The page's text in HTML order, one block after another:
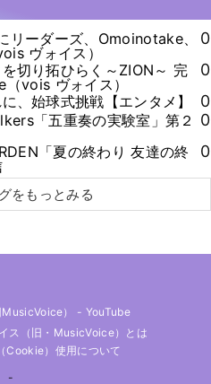
リーダーズ、Omoinotake、
ヴォイス）
0
を切り拓ひらく～ZION～ 完
vois ヴォイス）
0
、始球式挑戦【エンタメ】
0
「五重奏の実験室」第２ 0
「夏の終わり 友達の終
0
をもっとみる
） - YouTube
ス（旧・MusicVoice）とは
cookie）使用について
-